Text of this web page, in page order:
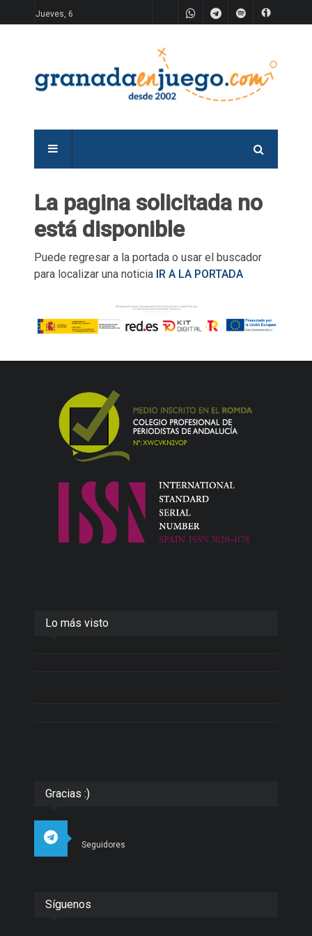
Jueves, 6
La pagina solicitada no
está disponible
Puede regresar a la portada o usar el buscador
para localizar una noticia IR A LA PORTADA
Lo más visto
Gracias :)
Seguidores
Síguenos